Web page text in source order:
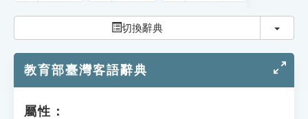
知識索引
切換辭典 切換
教育部臺灣客語辭典
屬性：